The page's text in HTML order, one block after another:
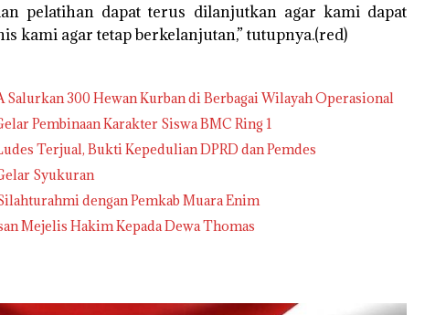
pelatihan dapat terus dilanjutkan agar kami dapat
kami agar tetap berkelanjutan,” tutupnya.(red)
Salurkan 300 Hewan Kurban di Berbagai Wilayah Operasional
Pembinaan Karakter Siswa BMC Ring 1
Terjual, Bukti Kepedulian DPRD dan Pemdes
Syukuran
dengan Pemkab Muara Enim
Mejelis Hakim Kepada Dewa Thomas